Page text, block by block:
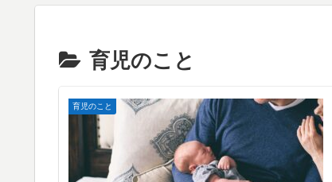
育児のこと
育児のこと